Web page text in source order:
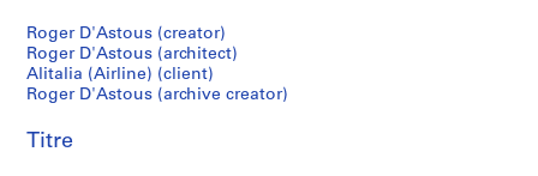
D
'
A
t
Roger D'Astous (creator)
Roger D'Astous (architect)
Alitalia (Airline) (client)
Roger D'Astous (archive creator)
Titre